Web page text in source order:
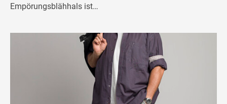
Empörungsblähhals ist…